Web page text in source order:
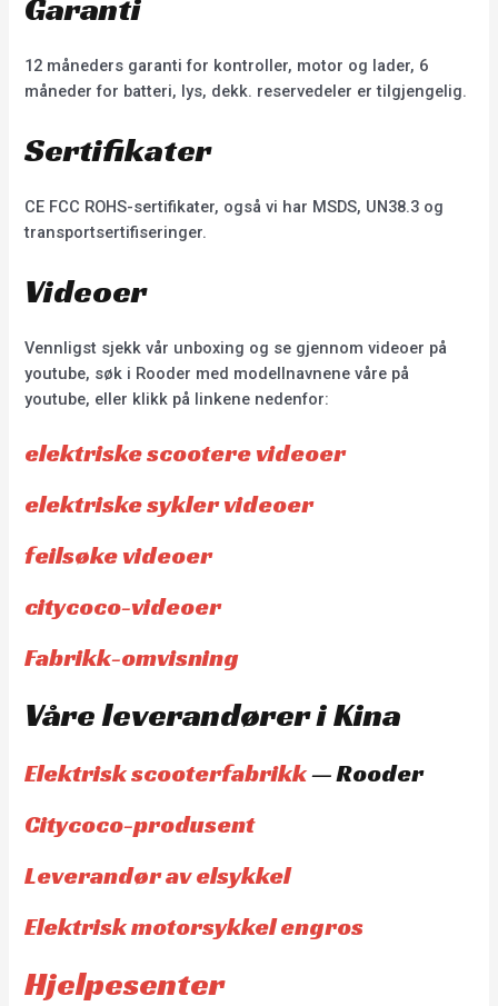
Garanti
12 måneders garanti for kontroller, motor og lader, 6
måneder for batteri, lys, dekk. reservedeler er tilgjengelig.
Sertifikater
CE FCC ROHS-sertifikater, også vi har MSDS, UN38.3 og
transportsertifiseringer.
Videoer
Vennligst sjekk vår unboxing og se gjennom videoer på
youtube, søk i Rooder med modellnavnene våre på
youtube, eller klikk på linkene nedenfor:
elektriske scootere videoer
elektriske sykler videoer
feilsøke videoer
citycoco-videoer
Fabrikk-omvisning
Våre leverandører i Kina
Elektrisk scooterfabrikk— Rooder
Citycoco-produsent
Leverandør av elsykkel
Elektrisk motorsykkel engros
Hjelpesenter